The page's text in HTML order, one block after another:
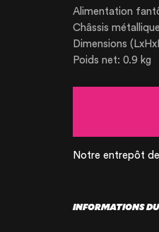
OUR
RENTAL
Alimentation
Châssis
Dimensions
Poids net: 0.9 kg
Notre entrepôt
INFORMATIONS